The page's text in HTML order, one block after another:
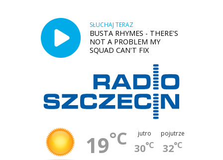
SŁUCHAJ TERAZ
BUSTA RHYMES - THERE'S
NOT A PROBLEM MY
SQUAD CAN'T FIX
19°C jutro
30°C
pojutrze
32°C